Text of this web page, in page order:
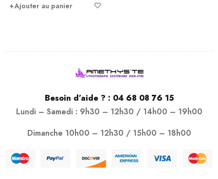
Ajouter au panier
Besoin d’aide ? : 04 68 08 76 15
Lundi – Samedi : 9h30 – 12h30 / 14h00 – 19h00
Dimanche 10h00 – 12h30 / 15h00 – 18h00